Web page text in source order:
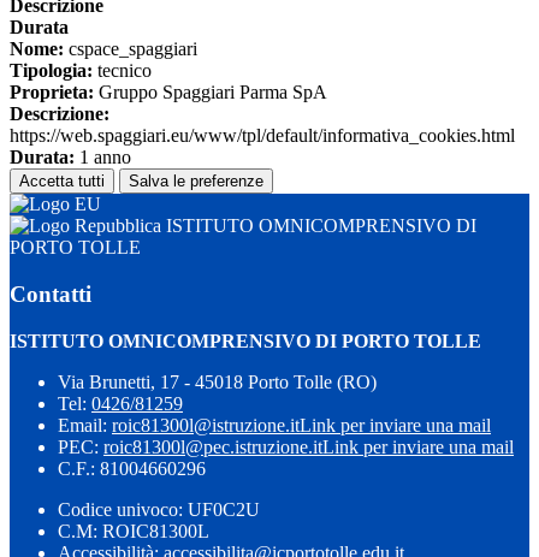
Descrizione
Durata
Nome: cspace_spaggiari
Tipologia: tecnico
Proprieta: Gruppo Spaggiari Parma SpA
Descrizione:
https://web.spaggiari.eu/www/tpl/default/informativa_cookies.html
Durata: 1 anno
Accetta tutti Salva le preferenze
ISTITUTO OMNICOMPRENSIVO DI
PORTO TOLLE
Contatti
ISTITUTO OMNICOMPRENSIVO DI PORTO TOLLE
Via Brunetti, 17 - 45018 Porto Tolle (RO)
Tel: 0426/81259
Email: roic81300l@istruzione.itLink per inviare una mail
PEC: roic81300l@pec.istruzione.itLink per inviare una mail
C.F.: 81004660296
Codice univoco: UF0C2U
C.M: ROIC81300L
Accessibilità: accessibilita@icportotolle.edu.it